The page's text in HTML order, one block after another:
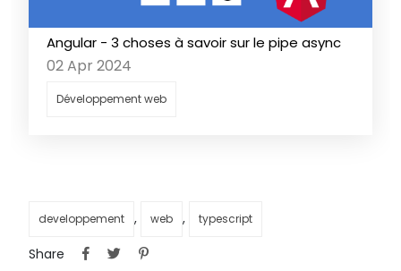
Angular - 3 choses à savoir sur le pipe async
02 Apr 2024
Développement web
developpement , web , typescript
Share